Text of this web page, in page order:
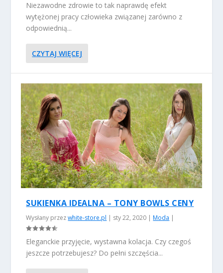
Niezawodne zdrowie to tak naprawdę efekt
wytężonej pracy człowieka związanej zarówno z
odpowiednią...
CZYTAJ WIĘCEJ
SUKIENKA IDEALNA – TONY BOWLS CENY
Wysłany przezwhite-store.pl | sty 22, 2020 |Moda |
Eleganckie przyjęcie, wystawna kolacja. Czy czegoś
jeszcze potrzebujesz? Do pełni szczęścia...